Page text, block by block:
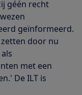
géén recht
geïnformeerd.
door nu
met een
De ILT is